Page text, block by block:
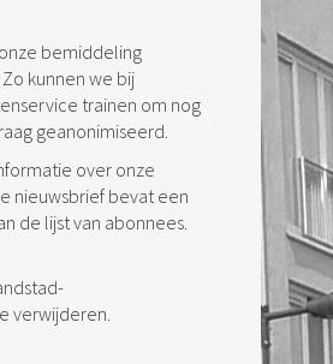
bemiddeling
kunnen we bij
trainen om nog
geanonimiseerd.
over onze
nieuwsbrief bevat een
de lijst van abonnees.
verwijderen.